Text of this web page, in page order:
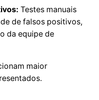
Testes manuais
de falsos positivos,
da equipe de
maior